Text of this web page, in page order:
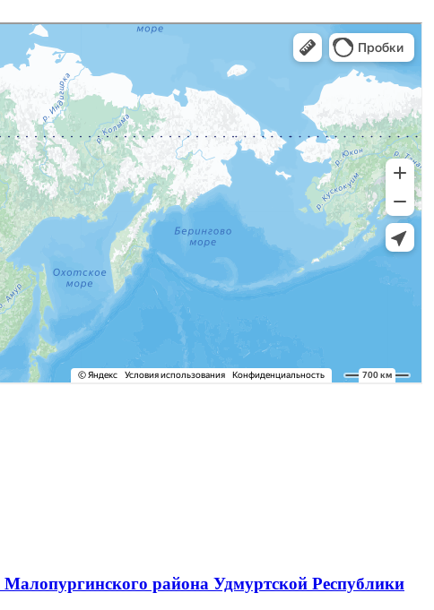
района Удмуртской Республики